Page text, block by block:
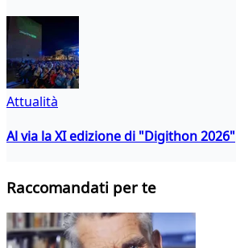
Attualità
Al via la XI edizione di "Digithon 2026"
Raccomandati per te